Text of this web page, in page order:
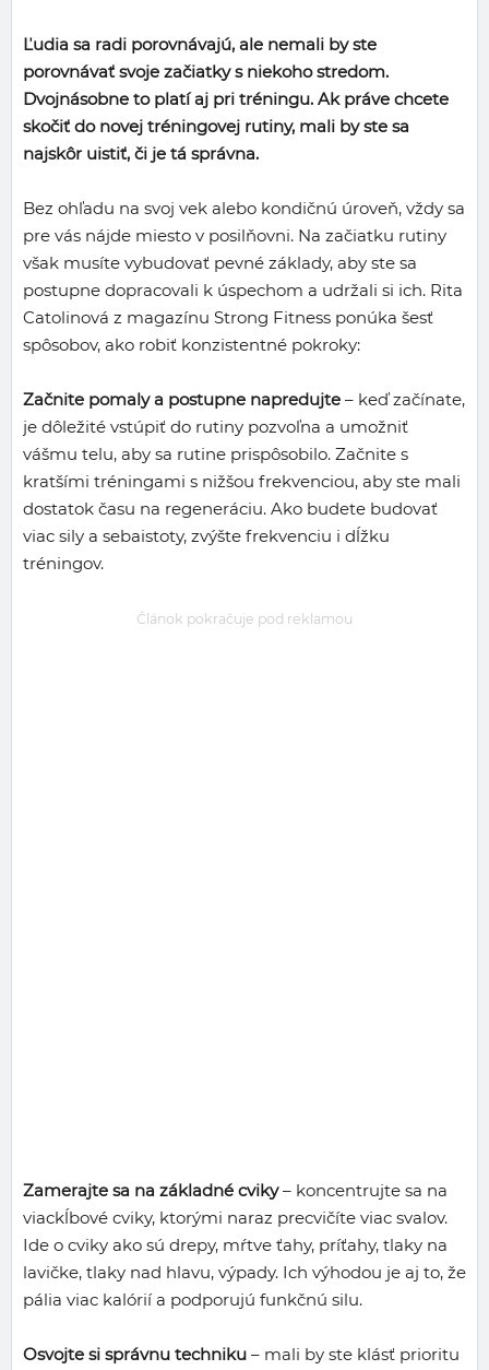
Ľudia sa radi porovnávajú, ale nemali by ste
porovnávať svoje začiatky s niekoho stredom.
Dvojnásobne to platí aj pri tréningu. Ak práve chcete
skočiť do novej tréningovej rutiny, mali by ste sa
najskôr uistiť, či je tá správna.
Bez ohľadu na svoj vek alebo kondičnú úroveň, vždy sa
pre vás nájde miesto v posilňovni. Na začiatku rutiny
však musíte vybudovať pevné základy, aby ste sa
postupne dopracovali k úspechom a udržali si ich. Rita
Catolinová z magazínu Strong Fitness ponúka šesť
spôsobov, ako robiť konzistentné pokroky:
Začnite pomaly a postupne napredujte – keď začínate,
je dôležité vstúpiť do rutiny pozvoľna a umožniť
vášmu telu, aby sa rutine prispôsobilo. Začnite s
kratšími tréningami s nižšou frekvenciou, aby ste mali
dostatok času na regeneráciu. Ako budete budovať
viac sily a sebaistoty, zvýšte frekvenciu i dĺžku
tréningov.
Článok pokračuje pod reklamou
Zamerajte sa na základné cviky– koncentrujte sa na
viackĺbové cviky, ktorými naraz precvičíte viac svalov.
Ide o cviky ako sú drepy, mŕtve ťahy, príťahy, tlaky na
lavičke, tlaky nad hlavu, výpady. Ich výhodou je aj to, že
pália viac kalórií a podporujú funkčnú silu.
Osvojte si správnu techniku – mali by ste klásť prioritu